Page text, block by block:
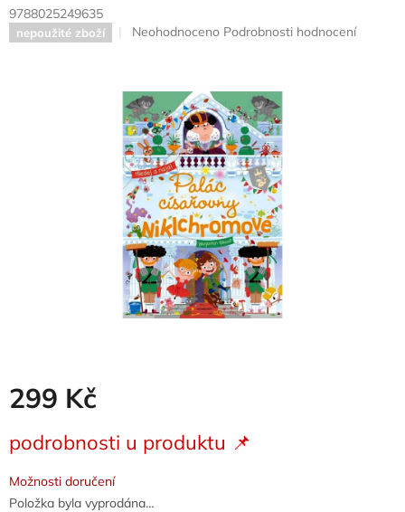
9788025249635
nepoužité zboží
Průměrné
0,0
z
5
hvězdiček.
Neohodnoceno Podrobnosti hodnocení
299 Kč
cena:
podrobnosti u produktu 📌
Možnosti doručení
Položka byla vyprodána…